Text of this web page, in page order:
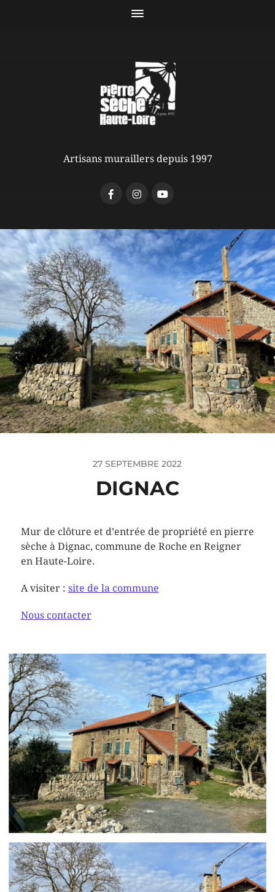
Artisans muraillers depuis 1997
27 SEPTEMBRE 2022
DIGNAC
Mur de clôture et d’entrée de propriété en pierre
sèche à Dignac, commune de Roche en Reigner
en Haute-Loire.
A visiter : site de la commune
Nous contacter